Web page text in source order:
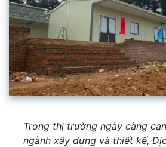
Trong thị trường ngày càng
ngành xây dựng và thiết kế,